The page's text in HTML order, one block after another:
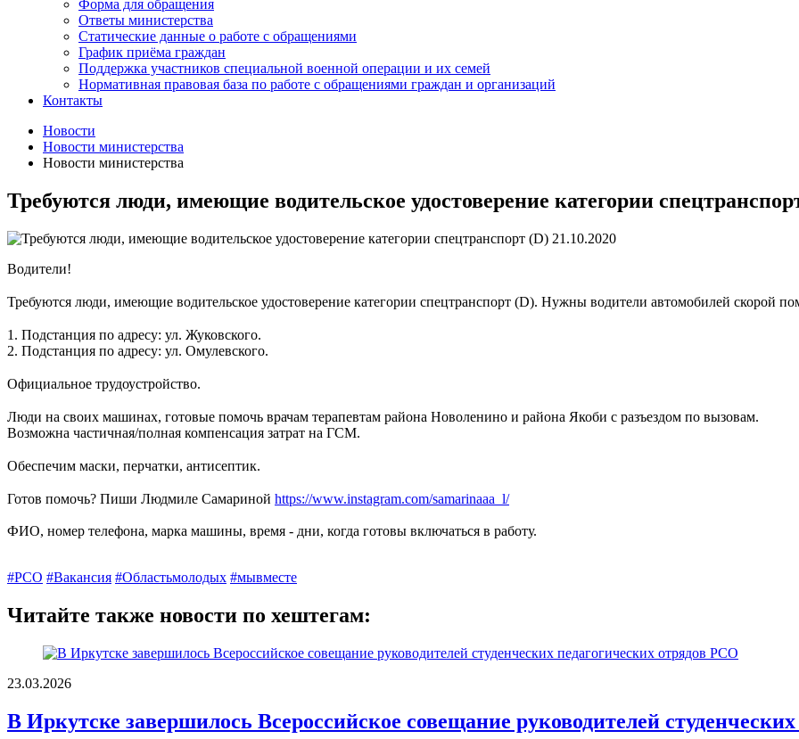
Форма для обращения
Ответы министерства
Статические данные о работе с обращениями
График приёма граждан
Поддержка участников специальной военной операции и их семей
Нормативная правовая база по работе с обращениями граждан и организаций
Контакты
Новости
Новости министерства
Новости министерства
Требуются люди, имеющие водительское удостоверение категории
21.10.2020
Водители!
Требуются люди, имеющие водительское удостоверение категории спецтранспорт (D). Нужны водители автомобилей скорой
1. Подстанция по адресу: ул. Жуковского.
2. Подстанция по адресу: ул. Омулевского.
Официальное трудоустройство.
Люди на своих машинах, готовые помочь врачам терапевтам района Новоленино и района Якоби с разъездом по вызовам.
Возможна частичная/полная компенсация затрат на ГСМ.
Обеспечим маски, перчатки, антисептик.
Готов помочь? Пиши Людмиле Самариной https://www.instagram.com/samarinaaa_l/
ФИО, номер телефона, марка машины, время - дни, когда готовы включаться в работу.
#РСО #Вакансия #Областьмолодых #мывместе
Читайте также новости по хештегам:
23.03.2026
В Иркутске завершилось Всероссийское совещание руководителей